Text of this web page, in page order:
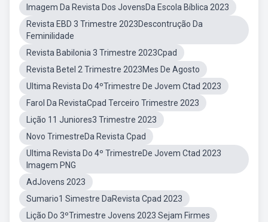
Imagem Da Revista Dos JovensDa Escola Bíblica 2023
Revista EBD 3 Trimestre 2023Descontrução Da
Feminilidade
Revista Babilonia 3 Trimestre 2023Cpad
Revista Betel 2 Trimestre 2023Mes De Agosto
Ultima Revista Do 4ºTrimestre De Jovem Ctad 2023
Farol Da RevistaCpad Terceiro Trimestre 2023
Lição 11 Juniores3 Trimestre 2023
Novo TrimestreDa Revista Cpad
Ultima Revista Do 4º TrimestreDe Jovem Ctad 2023
Imagem PNG
AdJovens 2023
Sumario1 Simestre DaRevista Cpad 2023
Lição Do 3ºTrimestre Jovens 2023 Sejam Firmes